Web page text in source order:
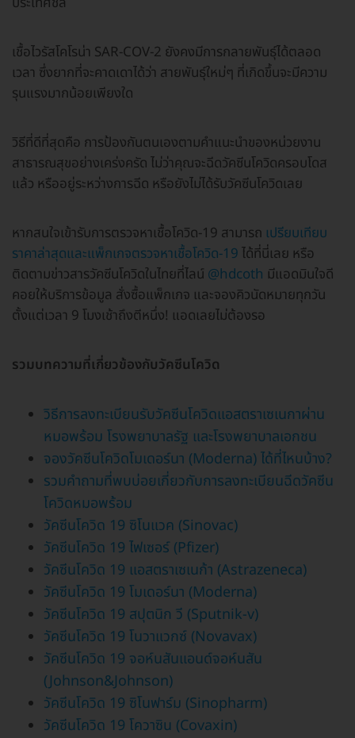
เชื้อไวรัสโคโรน่า SAR-COV-2 ยังคงมีการกลายพันธุ์ได้ตลอด
เวลา ซึ่งยากที่จะคาดเดาได้ว่า สายพันธุ์ใหม่ๆ ที่เกิดขึ้นจะมีความ
รุนแรงมากน้อยเพียงใด
วิธีที่ดีที่สุดคือ การป้องกันตนเองตามคำแนะนำของหน่วยงาน
สาธารณสุขอย่างเคร่งครัด ไม่ว่าคุณจะฉีดวัคซีนโควิดครอบโดส
แล้ว หรืออยู่ระหว่างการฉีด หรือยังไม่ได้รับวัคซีนโควิดเลย
หากสนใจเข้ารับการตรวจหาเชื้อโควิด-19 สามารถ เปรียบเทียบ
ราคาล่าสุดและแพ็กเกจตรวจหาเชื้อโควิด-19ได้ที่นี่เลย หรือ
ติดตามข่าวสารวัคซีนโควิดในไทยที่ไลน์ @hdcoth มีแอดมินใจดี
คอยให้บริการข้อมูล สั่งซื้อแพ็กเกจ และจองคิวนัดหมายทุกวัน
ตั้งแต่เวลา 9 โมงเช้าถึงตีหนึ่ง! แอดเลยไม่ต้องรอ
รวมบทความที่เกี่ยวข้องกับวัคซีนโควิด
วิธีการลงทะเบียนรับวัคซีนโควิดแอสตราเซเนกาผ่าน
หมอพร้อม โรงพยาบาลรัฐ และโรงพยาบาลเอกชน
จองวัคซีนโควิดโมเดอร์นา (Moderna) ได้ที่ไหนบ้าง?
รวมคำถามที่พบบ่อยเกี่ยวกับการลงทะเบียนฉีดวัคซีน
โควิดหมอพร้อม
วัคซีนโควิด 19 ซิโนแวค (Sinovac)
วัคซีนโควิด 19 ไฟเซอร์ (Pfizer)
วัคซีนโควิด 19 แอสตราเซเนก้า (Astrazeneca)
วัคซีนโควิด 19 โมเดอร์นา (Moderna)
วัคซีนโควิด 19 สปุตนิก วี (Sputnik-v)
วัคซีนโควิด 19 โนวาแวกซ์ (Novavax)
วัคซีนโควิด 19 จอห์นสันแอนด์จอห์นสัน
(Johnson&Johnson)
วัคซีนโควิด 19 ซิโนฟาร์ม (Sinopharm)
วัคซีนโควิด 19 โควาซิน (Covaxin)